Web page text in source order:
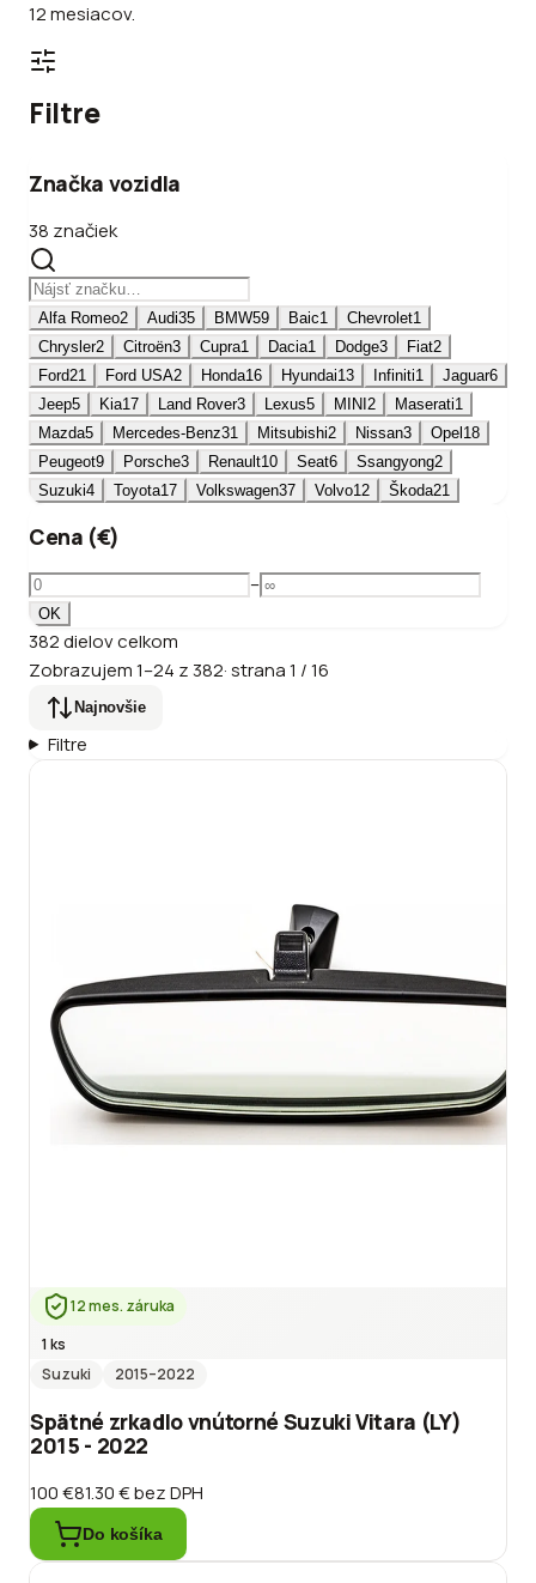
12 mesiacov.
Filtre
Značka vozidla
38 značiek
Alfa Romeo2 Audi35 BMW59 Baic1 Chevrolet1
Chrysler2 Citroën3 Cupra1 Dacia1 Dodge3 Fiat2
Ford21 Ford USA2 Honda16 Hyundai13 Infiniti1 Jaguar6
Jeep5 Kia17 Land Rover3 Lexus5 MINI2 Maserati1
Mazda5 Mercedes-Benz31 Mitsubishi2 Nissan3 Opel18
Peugeot9 Porsche3 Renault10 Seat6 Ssangyong2
Suzuki4 Toyota17 Volkswagen37 Volvo12 Škoda21
Cena (€)
–
OK
382dielovcelkom
Zobrazujem1–24 z 382·strana1 /16
Najnovšie
Filtre
12 mes. záruka
1 ks
Suzuki
2015–2022
Spätné zrkadlo vnútorné Suzuki Vitara (LY)
2015 - 2022
100 €81.30 €bez DPH
Do košíka